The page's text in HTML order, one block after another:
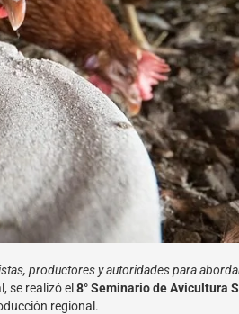
productores y autoridades para
se realizó el8° Seminario de Avicultura
regional.